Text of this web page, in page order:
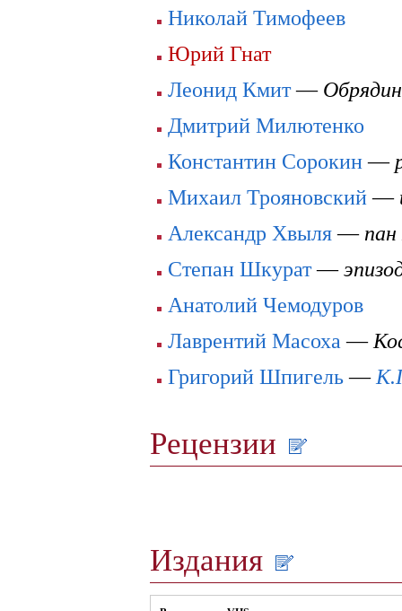
Николай Тимофеев
Юрий Гнат
Леонид Кмит— Обрядин
Дмитрий Милютенко
Константин Сорокин—
Михаил Трояновский—
Александр Хвыля—
Степан Шкурат—
Анатолий Чемодуров
Лаврентий Масоха —
Григорий Шпигель—
Рецензии
Издания